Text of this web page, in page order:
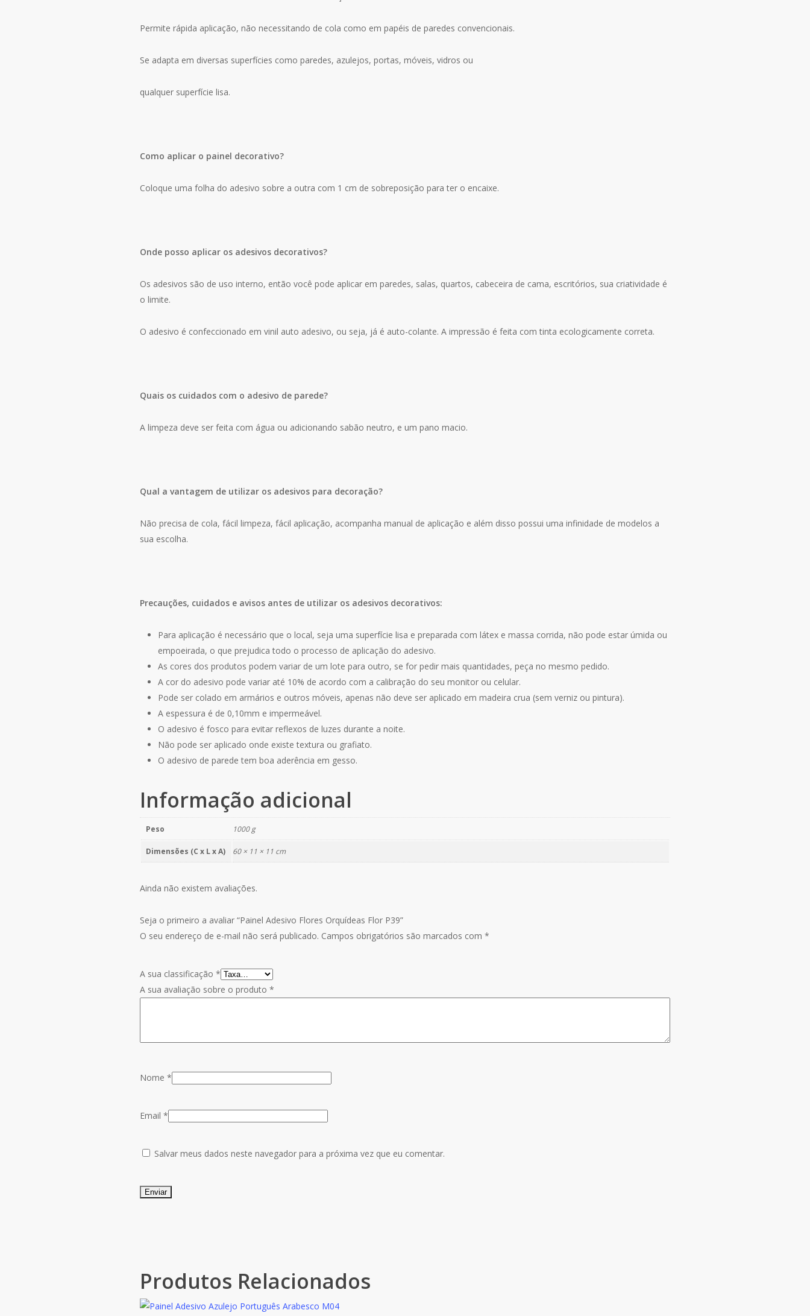
Permite rápida aplicação, não necessitando de cola como em papéis de paredes convencionais.
Se adapta em diversas superfícies como paredes, azulejos, portas, móveis, vidros ou
qualquer superfície lisa.
Como aplicar o painel decorativo?
Coloque uma folha do adesivo sobre a outra com 1 cm de sobreposição para ter o encaixe.
Onde posso aplicar os adesivos decorativos?
Os adesivos são de uso interno, então você pode aplicar em paredes, salas, quartos, cabeceira de cama, escritórios, sua criatividade é
o limite.
O adesivo é confeccionado em vinil auto adesivo, ou seja, já é auto-colante. A impressão é feita com tinta ecologicamente correta.
Quais os cuidados com o adesivo de parede?
A limpeza deve ser feita com água ou adicionando sabão neutro, e um pano macio.
Qual a vantagem de utilizar os adesivos para decoração?
Não precisa de cola, fácil limpeza, fácil aplicação, acompanha manual de aplicação e além disso possui uma infinidade de modelos a
sua escolha.
Precauções, cuidados e avisos antes de utilizar os adesivos decorativos:
Para aplicação é necessário que o local, seja uma superfície lisa e preparada com látex e massa corrida, não pode estar úmida ou
empoeirada, o que prejudica todo o processo de aplicação do adesivo.
As cores dos produtos podem variar de um lote para outro, se for pedir mais quantidades, peça no mesmo pedido.
A cor do adesivo pode variar até 10% de acordo com a calibração do seu monitor ou celular.
Pode ser colado em armários e outros móveis, apenas não deve ser aplicado em madeira crua (sem verniz ou pintura).
A espessura é de 0,10mm e impermeável.
O adesivo é fosco para evitar reflexos de luzes durante a noite.
Não pode ser aplicado onde existe textura ou grafiato.
O adesivo de parede tem boa aderência em gesso.
Informação adicional
Peso 1000 g
Dimensões (C x L x A) 60 × 11 × 11 cm
Ainda não existem avaliações.
Seja o primeiro a avaliar “Painel Adesivo Flores Orquídeas Flor P39”
O seu endereço de e-mail não será publicado. Campos obrigatórios são marcados com *
A sua classificação *
A sua avaliação sobre o produto *
Nome *
Email *
Salvar meus dados neste navegador para a próxima vez que eu comentar.
Produtos Relacionados